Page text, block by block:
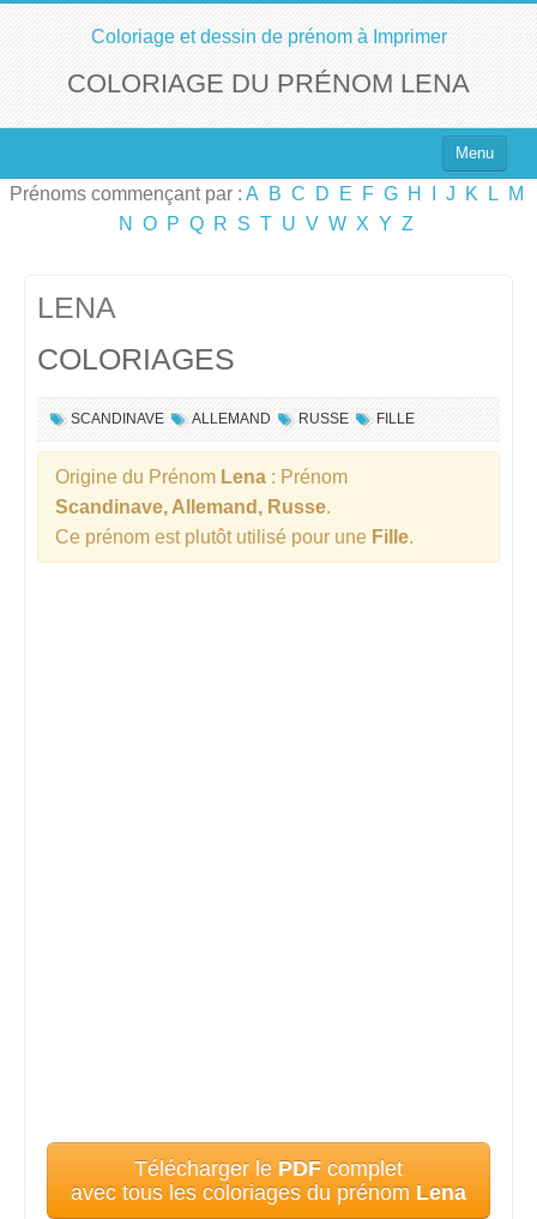
Coloriage et dessin de prénom à Imprimer
COLORIAGE DU PRÉNOM LENA
Menu
Top 100 des Prénoms
Prénoms commençant par : A B C D E F G H J K L
M
N
O P Q R S T U V W X Y Z
LENA
COLORIAGES
SCANDINAVE ALLEMAND RUSSE FILLE
Origine du Prénom Lena : Prénom
Scandinave, Allemand, Russe.
Ce prénom est plutôt utilisé pour une Fille.
Télécharger le PDF complet
avec tous les coloriages du prénom Lena